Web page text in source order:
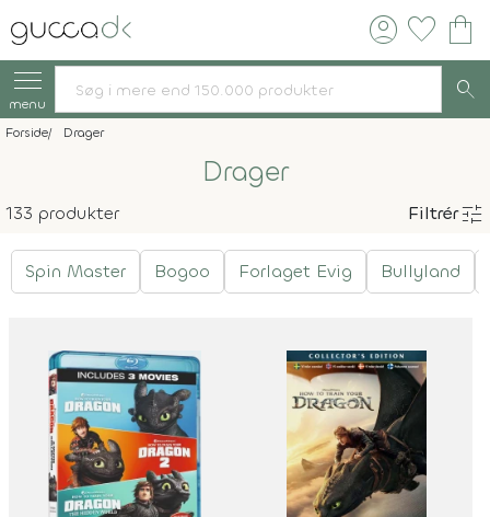
account_circle favorite shopping_bag
menu search
Forside Drager
Drager
133 produkter Filtrértune
Spin Master Bogoo Forlaget Evig Bullyland